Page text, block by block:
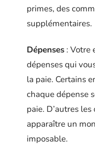
primes, des
supplémentaires.
Dépenses : Votre
dépenses qui
la paie. Certains
chaque dépense
paie. D’autres
apparaître un
imposable.